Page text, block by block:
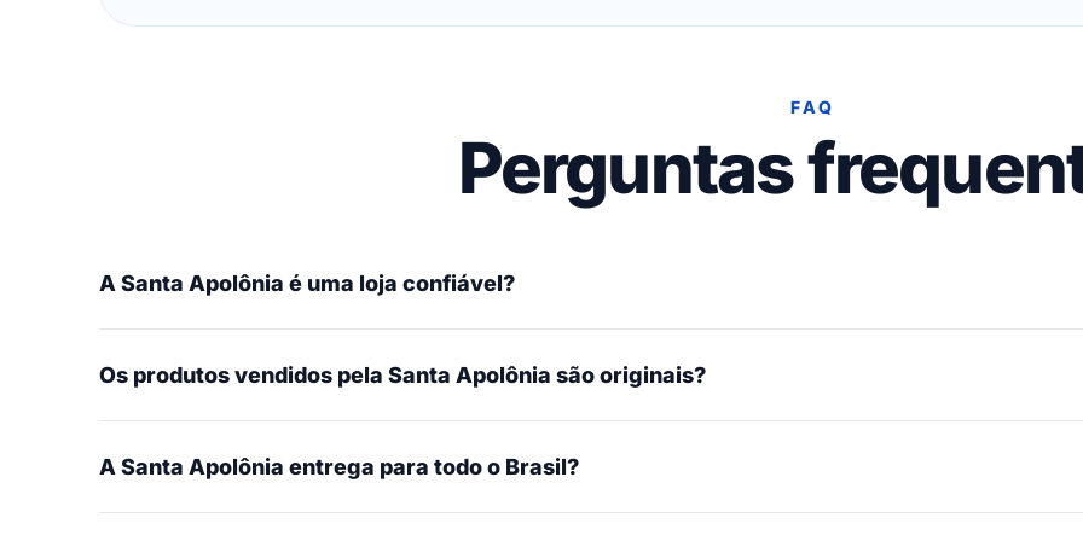
FAQ
Perguntas
A Santa Apolônia é uma loja confiável?
Os produtos vendidos pela Santa Apolônia são originais?
A Santa Apolônia entrega para todo o Brasil?